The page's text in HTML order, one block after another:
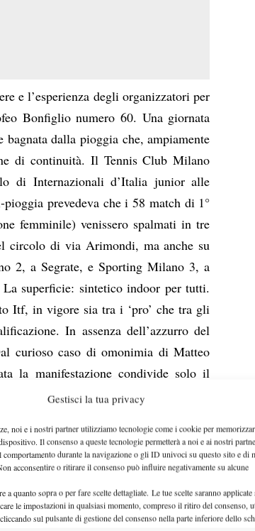
Gestisci la tua privacy
noi e i nostri partner utilizziamo tecnologie come i cookie per
Il consenso a queste tecnologie permetterà a noi e ai nostri
comportamento durante la navigazione o gli ID univoci su questo sito e di
acconsentire o ritirare il consenso può influire negativamente su alcune
a quanto sopra o per fare scelte dettagliate. Le tue scelte saranno applicate
le impostazioni in qualsiasi momento, compreso il ritiro del consenso,
sul pulsante di gestione del consenso nella parte inferiore dello
e l’esperienza degli organizzatori per
Bonfiglio numero 60. Una giornata
dalla pioggia che, ampiamente
di continuità. Il Tennis Club Milano
di Internazionali d’Italia junior alle
prevedeva che i 58 match di 1°
femminile) venissero spalmati in tre
circolo di via Arimondi, ma anche su
2, a Segrate, e Sporting Milano 3, a
superficie: sintetico indoor per tutti.
Itf, in vigore sia tra i ‘pro’ che tra gli
In assenza dell’azzurro del
curioso caso di omonimia di Matteo
la manifestazione condivide solo il
Come Carol Young Suh
cuore del Pacifico tra Australia e
che dà il senso dell’importanza del
Un nome su tutti: a capo della
Juan Carlos Ferrero, impegnato a
Alcaraz Garfia. Con i francesi c’è il
in casa nostra, con i ragazzi del